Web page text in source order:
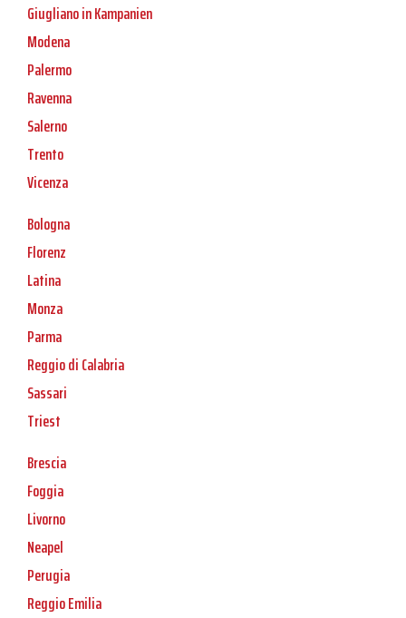
Giugliano in Kampanien
Modena
Palermo
Ravenna
Salerno
Trento
Vicenza
Bologna
Florenz
Latina
Monza
Parma
Reggio di Calabria
Sassari
Triest
Brescia
Foggia
Livorno
Neapel
Perugia
Reggio Emilia